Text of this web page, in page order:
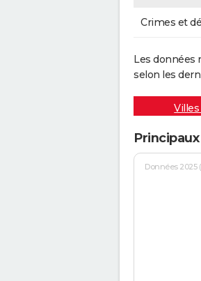
Crimes et
Les données
selon les
Données 2025